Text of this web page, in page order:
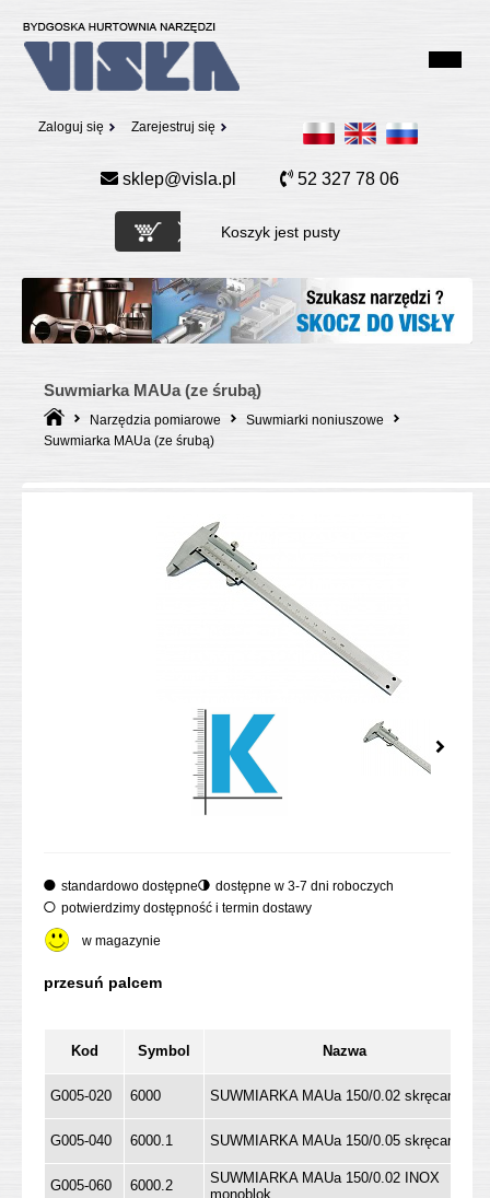
Zarejestruj się
Zaloguj się
sklep@visla.pl 52 327 78 06
Koszyk jest pusty
Suwmiarka MAUa (ze śrubą)
Narzędzia pomiarowe
Suwmiarki noniuszowe
Suwmiarka MAUa (ze śrubą)
standardowo dostępne
dostępne w 3-7 dni roboczych
potwierdzimy dostępność i termin dostawy
w magazynie
Kod Symbol Nazwa
G005-020 6000 SUWMIARKA MAUa 150/0.02 skręcana
G005-040 6000.1 SUWMIARKA MAUa 150/0.05 skręcana
G005-060 6000.2
SUWMIARKA MAUa 150/0.02 INOX
monoblok